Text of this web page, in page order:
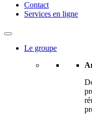
Anderlaine | Conseil –
Contact
Services en ligne
Le groupe